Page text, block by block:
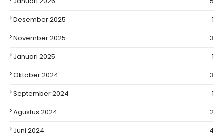
Desember 2025
1
November 2025
3
Januari 2025
1
Oktober 2024
3
September 2024
1
Agustus 2024
2
Juni 2024
4